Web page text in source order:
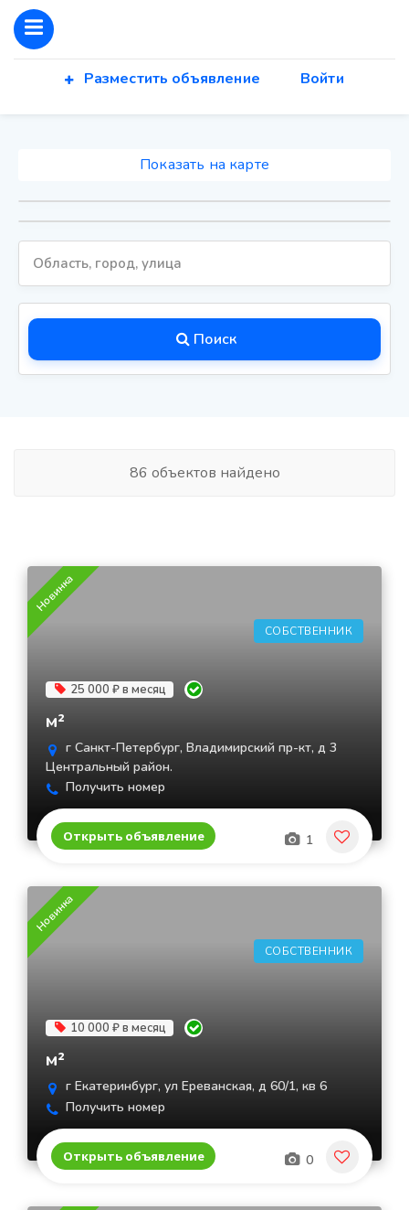
Разместить объявление Войти
Показать на карте
Поиск
86 объектов найдено
СОБСТВЕННИК
Новинка
25 000 ₽ в месяц
м²
г Санкт-Петербург, Владимирский пр-кт, д 3
Центральный район.
Получить номер
Открыть объявление 1
СОБСТВЕННИК
Новинка
10 000 ₽ в месяц
м²
г Екатеринбург, ул Ереванская, д 60/1, кв 6
Получить номер
Открыть объявление 0